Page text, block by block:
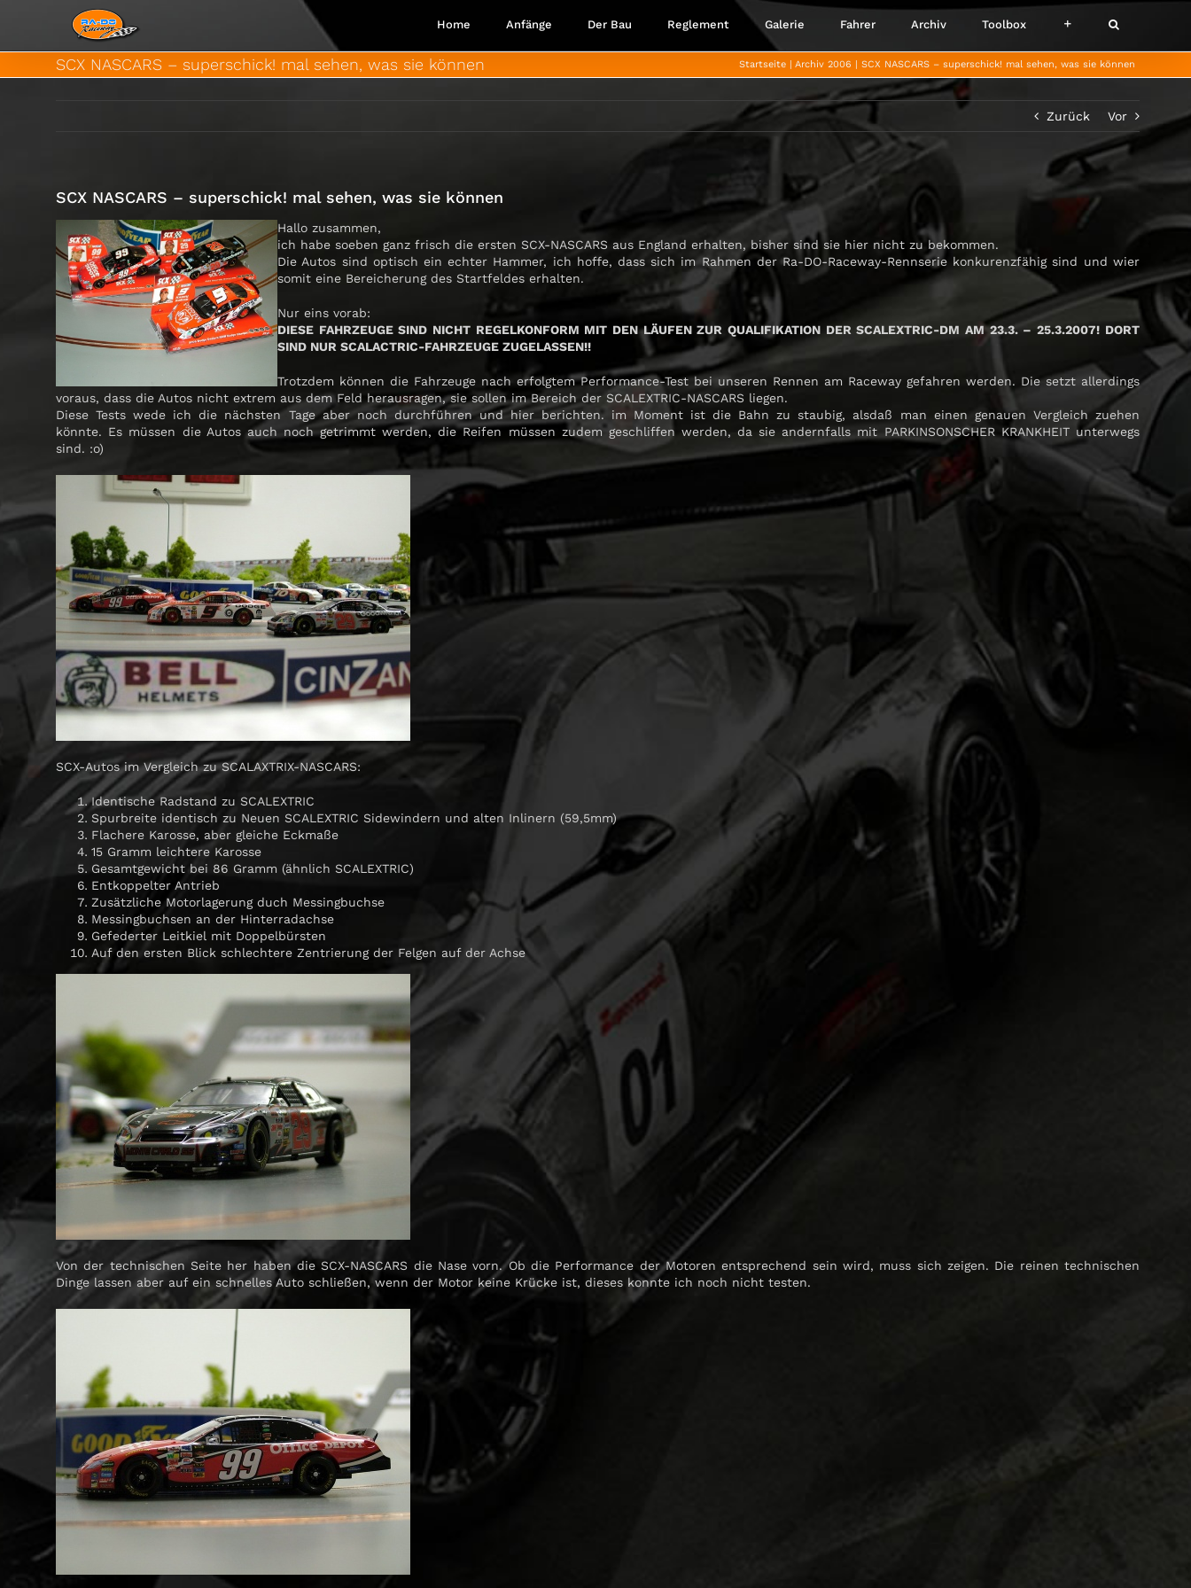
Home Anfänge Der Bau Reglement Galerie Fahrer Archiv Toolbox
SCX NASCARS – superschick! mal sehen, was sie können Startseite Archiv 2006 SCX NASCARS – superschick! mal sehen, was sie können
Zurück Vor
SCX NASCARS – superschick! mal sehen, was sie können
Hallo zusammen,
ich habe soeben ganz frisch die ersten SCX-NASCARS aus England erhalten, bisher sind sie hier nicht zu bekommen.
Die Autos sind optisch ein echter Hammer, ich hoffe, dass sich im Rahmen der Ra-DO-Raceway-Rennserie konkurenzfähig sind und wier
somit eine Bereicherung des Startfeldes erhalten.
Nur eins vorab:
DIESE FAHRZEUGE SIND NICHT REGELKONFORM MIT DEN LÄUFEN ZUR QUALIFIKATION DER SCALEXTRIC-DM AM 23.3. – 25.3.2007! DORT
SIND NUR SCALACTRIC-FAHRZEUGE ZUGELASSEN!!
Trotzdem können die Fahrzeuge nach erfolgtem Performance-Test bei unseren Rennen am Raceway gefahren werden. Die setzt allerdings
voraus, dass die Autos nicht extrem aus dem Feld herausragen, sie sollen im Bereich der SCALEXTRIC-NASCARS liegen.
Diese Tests wede ich die nächsten Tage aber noch durchführen und hier berichten. im Moment ist die Bahn zu staubig, alsdaß man einen genauen Vergleich zuehen
könnte. Es müssen die Autos auch noch getrimmt werden, die Reifen müssen zudem geschliffen werden, da sie andernfalls mit PARKINSONSCHER KRANKHEIT unterwegs
sind. :o)
SCX-Autos im Vergleich zu SCALAXTRIX-NASCARS:
Identische Radstand zu SCALEXTRIC
Spurbreite identisch zu Neuen SCALEXTRIC Sidewindern und alten Inlinern (59,5mm)
Flachere Karosse, aber gleiche Eckmaße
15 Gramm leichtere Karosse
Gesamtgewicht bei 86 Gramm (ähnlich SCALEXTRIC)
Entkoppelter Antrieb
Zusätzliche Motorlagerung duch Messingbuchse
Messingbuchsen an der Hinterradachse
Gefederter Leitkiel mit Doppelbürsten
Auf den ersten Blick schlechtere Zentrierung der Felgen auf der Achse
Von der technischen Seite her haben die SCX-NASCARS die Nase vorn. Ob die Performance der Motoren entsprechend sein wird, muss sich zeigen. Die reinen technischen
Dinge lassen aber auf ein schnelles Auto schließen, wenn der Motor keine Krücke ist, dieses konnte ich noch nicht testen.